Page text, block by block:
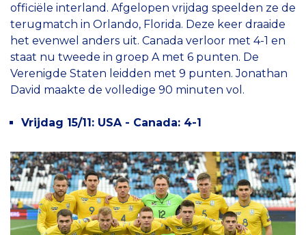
officiële interland. Afgelopen vrijdag speelden ze de
terugmatch in Orlando, Florida. Deze keer draaide
het evenwel anders uit. Canada verloor met 4-1 en
staat nu tweede in groep A met 6 punten. De
Verenigde Staten leidden met 9 punten. Jonathan
David maakte de volledige 90 minuten vol.
Vrijdag 15/11: USA - Canada: 4-1